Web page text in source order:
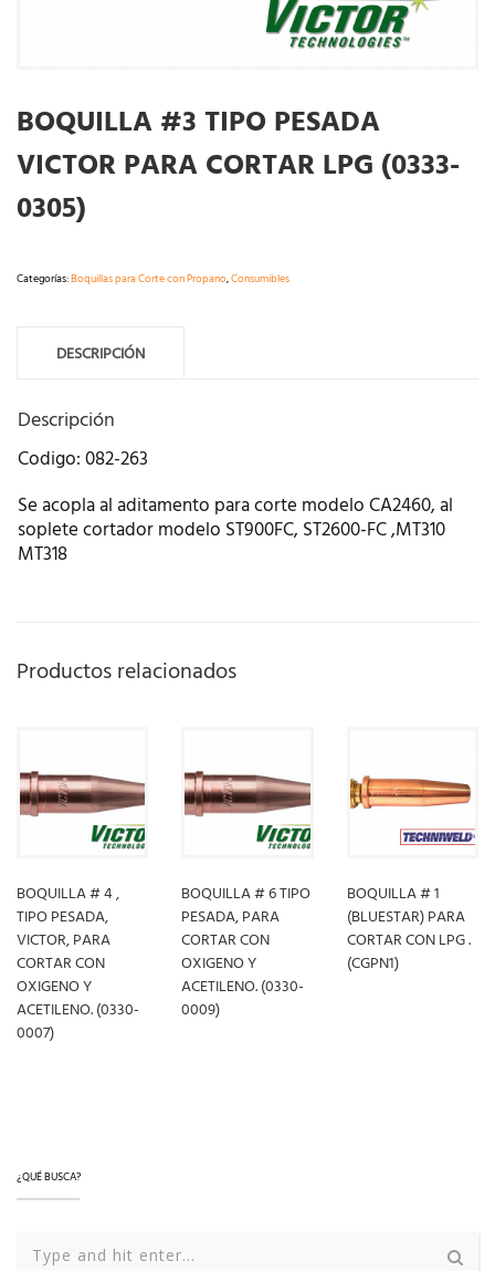
BOQUILLA #3 TIPO PESADA
VICTOR PARA CORTAR LPG (0333-
0305)
Categorías:Boquillas para Corte con Propano,Consumibles
DESCRIPCIÓN
Descripción
Codigo: 082-263
Se acopla al aditamento para corte modelo CA2460, al
soplete cortador modelo ST900FC, ST2600-FC ,MT310
MT318
Productos relacionados
BOQUILLA # 4 ,
TIPO PESADA,
VICTOR, PARA
CORTAR CON
OXIGENO Y
ACETILENO. (0330-
0007)
BOQUILLA # 6 TIPO
PESADA, PARA
CORTAR CON
OXIGENO Y
ACETILENO. (0330-
0009)
BOQUILLA # 1
(BLUESTAR) PARA
CORTAR CON LPG .
(CGPN1)
¿QUÉ BUSCA?